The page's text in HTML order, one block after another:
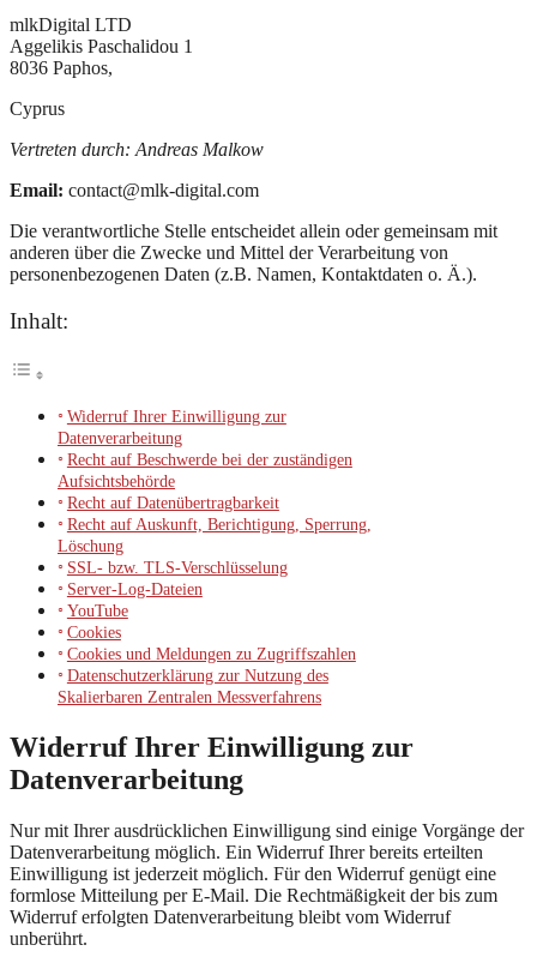
mlkDigital LTD
Aggelikis Paschalidou 1
8036 Paphos,
Cyprus
Vertreten durch: Andreas Malkow
Email: contact@mlk-digital.com
Die verantwortliche Stelle entscheidet allein oder gemeinsam mit
anderen über die Zwecke und Mittel der Verarbeitung von
personenbezogenen Daten (z.B. Namen, Kontaktdaten o. Ä.).
Inhalt:
Widerruf Ihrer Einwilligung zur
Datenverarbeitung
Recht auf Beschwerde bei der zuständigen
Aufsichtsbehörde
Recht auf Datenübertragbarkeit
Recht auf Auskunft, Berichtigung, Sperrung,
Löschung
SSL- bzw. TLS-Verschlüsselung
Server-Log-Dateien
YouTube
Cookies
Cookies und Meldungen zu Zugriffszahlen
Datenschutzerklärung zur Nutzung des
Skalierbaren Zentralen Messverfahrens
Widerruf Ihrer Einwilligung zur
Datenverarbeitung
Nur mit Ihrer ausdrücklichen Einwilligung sind einige Vorgänge der
Datenverarbeitung möglich. Ein Widerruf Ihrer bereits erteilten
Einwilligung ist jederzeit möglich. Für den Widerruf genügt eine
formlose Mitteilung per E-Mail. Die Rechtmäßigkeit der bis zum
Widerruf erfolgten Datenverarbeitung bleibt vom Widerruf
unberührt.